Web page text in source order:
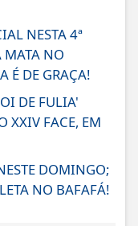
NESTA 4ª
MATA NO
É DE GRAÇA!
DE FULIA'
XXIV FACE, EM
DOMINGO;
NO BAFAFÁ!